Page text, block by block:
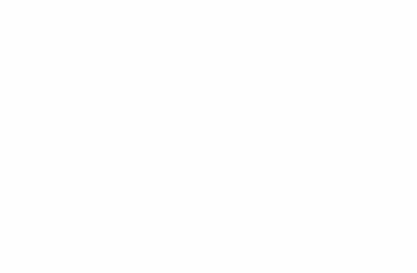
庭を築きたい。普通の子育てをしたい。」